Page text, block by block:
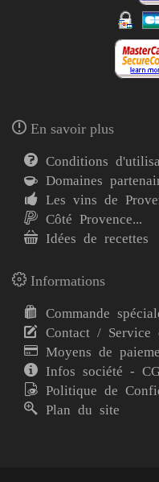
En savoir plus
Conditions
Domaines
Les vins de
Côté Provence...
Idées de recettes
Informations
Commande
Contact / Service
Moyens de
Infos société -
Politique de
Plan du site